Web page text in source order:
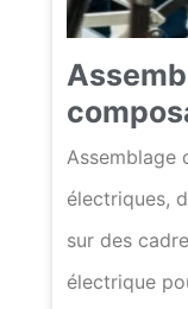
Assemblage
électriques,
sur des
électrique